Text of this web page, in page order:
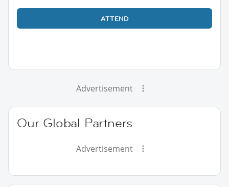
ATTEND
Advertisement
Our Global Partners
Advertisement